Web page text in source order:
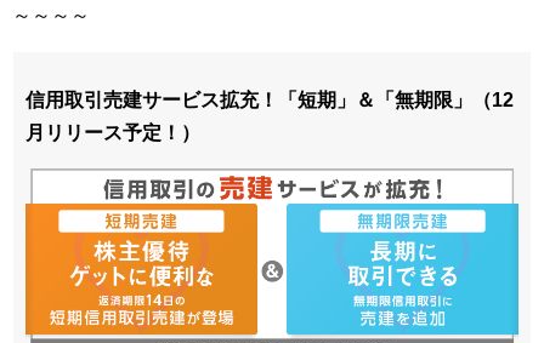
～～～～
信用取引売建サービス拡充！「短期」＆「無期限」（12
月リリース予定！）